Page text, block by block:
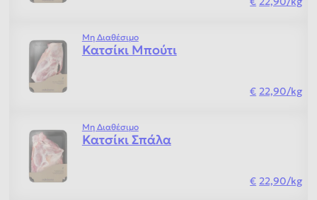
Μη Διαθέσιμο
Κατσίκι Μπούτι
22,90/kg
Μη Διαθέσιμο
Κατσίκι Σπάλα
22,90/kg